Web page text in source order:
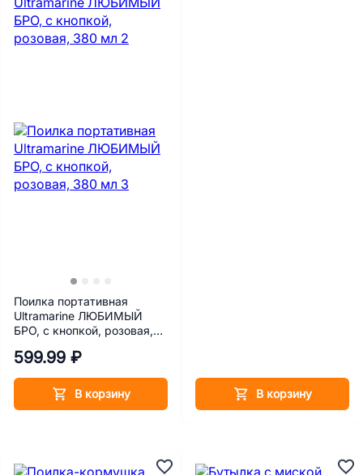
Поилка портативная
Ultramarine ЛЮБИМЫЙ
БРО, с кнопкой, розовая,
599.99 ₽
В корзину В корзину